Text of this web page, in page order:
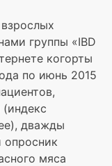
группы «IBD
когорты
по июнь 2015
дважды
опросник
мяса